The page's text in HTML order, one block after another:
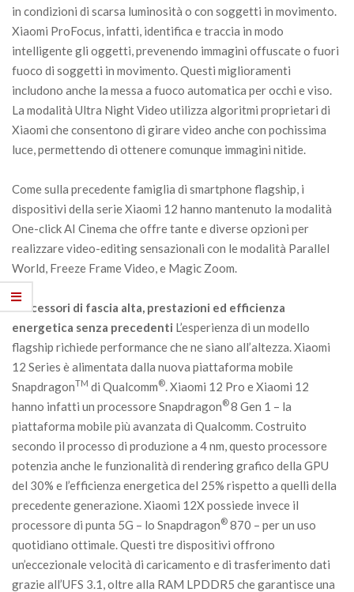
in condizioni di scarsa luminosità o con soggetti in movimento.
Xiaomi ProFocus, infatti, identifica e traccia in modo
intelligente gli oggetti, prevenendo immagini offuscate o fuori
fuoco di soggetti in movimento. Questi miglioramenti
includono anche la messa a fuoco automatica per occhi e viso.
La modalità Ultra Night Video utilizza algoritmi proprietari di
Xiaomi che consentono di girare video anche con pochissima
luce, permettendo di ottenere comunque immagini nitide.
Come sulla precedente famiglia di smartphone flagship, i
dispositivi della serie Xiaomi 12 hanno mantenuto la modalità
One-click AI Cinema che offre tante e diverse opzioni per
realizzare video-editing sensazionali con le modalità Parallel
World, Freeze Frame Video, e Magic Zoom.
Processori di fascia alta, prestazioni ed efficienza
energetica senza precedenti L’esperienza di un modello
flagship richiede performance che ne siano all’altezza. Xiaomi
12 Series è alimentata dalla nuova piattaforma mobile
SnapdragonTM di Qualcomm®. Xiaomi 12 Pro e Xiaomi 12
hanno infatti un processore Snapdragon®8 Gen 1 – la
piattaforma mobile più avanzata di Qualcomm. Costruito
secondo il processo di produzione a 4 nm, questo processore
potenzia anche le funzionalità di rendering grafico della GPU
del 30% e l’efficienza energetica del 25% rispetto a quelli della
precedente generazione. Xiaomi 12X possiede invece il
processore di punta 5G – lo Snapdragon® 870 – per un uso
quotidiano ottimale. Questi tre dispositivi offrono
un’eccezionale velocità di caricamento e di trasferimento dati
grazie all’UFS 3.1, oltre alla RAM LPDDR5 che garantisce una